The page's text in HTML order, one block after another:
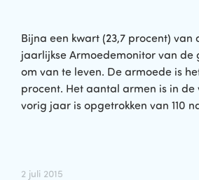
Bijna een kwart (23,7 procent)
jaarlijkse Armoedemonitor van
om van te leven. De armoede is
procent. Het aantal armen is in
vorig jaar is opgetrokken van 110
2 juli 2015